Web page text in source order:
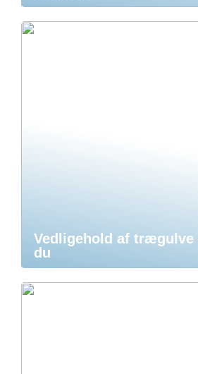
Vedligehold af trægulve
du